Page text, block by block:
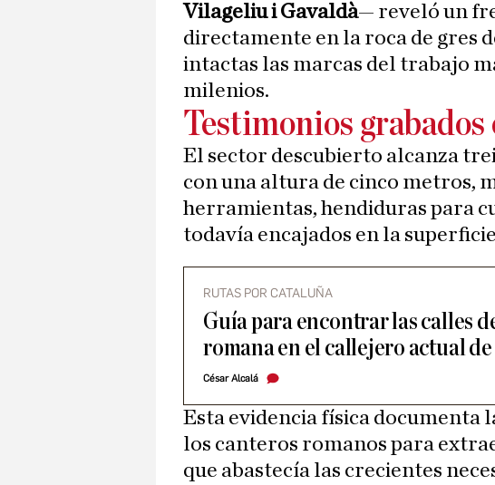
Vilageliu i Gavaldà— reveló un
directamente en la roca de gres
intactas las marcas del trabajo
milenios.
Testimonios
El sector descubierto alcanza
con una altura de cinco metros,
herramientas, hendiduras para
todavía encajados en la
RUTAS POR CATALUÑA
Guía para encontrar las calles
romana en el callejero actual
César Alcalá
Esta evidencia física documenta
los canteros romanos para
que abastecía las crecientes